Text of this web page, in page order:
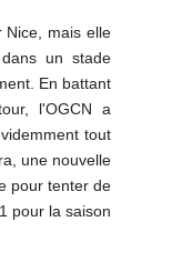
Nice, mais elle
un stade
En battant
l'OGCN a
tout
une nouvelle
pour tenter de
pour la saison